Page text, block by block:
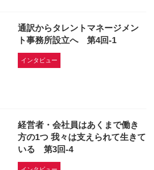
通訳からタレントマネージメン
ト事務所設立へ 第4回-1
インタビュー
経営者・会社員はあくまで働き
方の1つ 我々は支えられて生きて
いる 第3回-4